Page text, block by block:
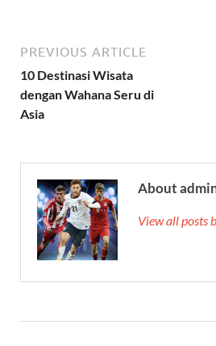
PREVIOUS ARTICLE
10 Destinasi Wisata
dengan Wahana Seru di
Asia
About
View all posts